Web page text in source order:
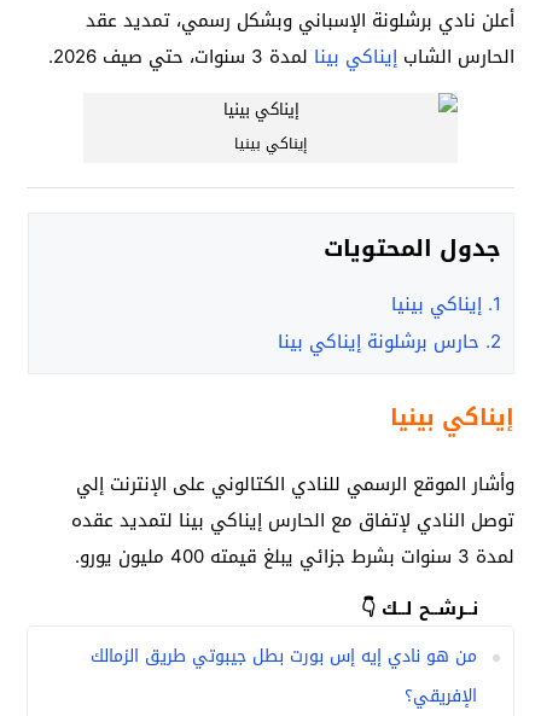
أعلن نادي برشلونة الإسباني وبشكل رسمي، تمديد عقد
الحارس الشابإيناكي بينا لمدة 3 سنوات، حتي صيف 2026.
إيناكي بينيا
جدول المحتويات
1. إيناكي بينيا
2. حارس برشلونة إيناكي بينا
إيناكي بينيا
وأشار الموقع الرسمي للنادي الكتالوني على الإنترنت إلي
توصل النادي لإتفاق مع الحارس إيناكي بينا لتمديد عقده
لمدة 3 سنوات بشرط جزائي يبلغ قيمته 400 مليون يورو.
نــرشــح لــك 👇
من هو نادي إيه إس بورت بطل جيبوتي طريق الزمالك
الإفريقي؟